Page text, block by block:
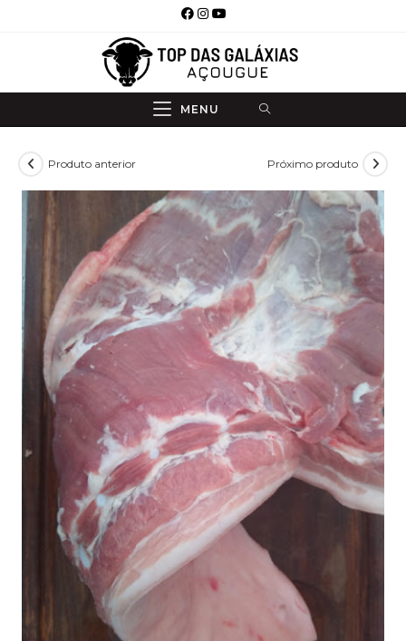
MENU
Produto anterior Próximo produto